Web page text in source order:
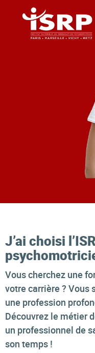
J’ai choisi
Vous cherchez une
votre carrière ? Vous
une profession
Découvrez le métier
un professionnel de
son temps !